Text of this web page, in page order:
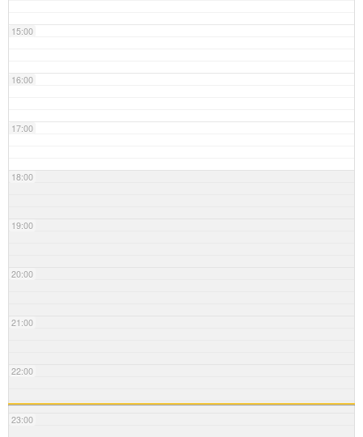
15:00
16:00
17:00
18:00
19:00
20:00
21:00
22:00
23:00